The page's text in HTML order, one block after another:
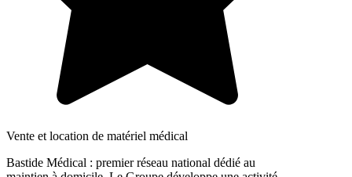
Vente et location de matériel médical
Bastide Médical : premier réseau national dédié au